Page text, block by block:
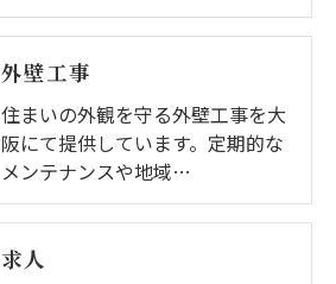
外壁工事
住まいの外観を守る外壁工事を大
阪にて提供しています。定期的な
メンテナンスや地域…
求人